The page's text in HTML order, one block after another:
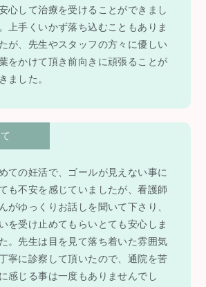
心して治療を受けることができまし
上手くいかず落ち込むこともありま
が、先生やスタッフの方々に優しい
をかけて頂き前向きに頑張ることが
ました。
ての妊活で、ゴールが見えない事に
も不安を感じていましたが、看護師
がゆっくりお話しを聞いて下さり、
を受け止めてもらいとても安心しま
。先生は目を見て落ち着いた雰囲気
寧に診察して頂いたので、通院を苦
感じる事は一度もありませんでし